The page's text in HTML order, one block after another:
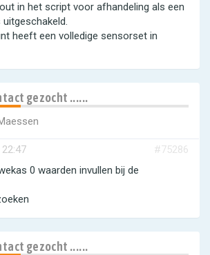
in het script voor afhandeling als een
heeft een volledige sensorset in
gezocht ......
#75286
0 waarden invullen bij de
gezocht ......